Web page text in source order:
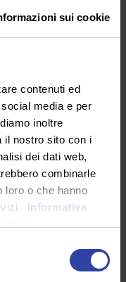
sui cookie
contenuti ed
media e per
inoltre
il nostro sito con i
dei dati web,
combinarle
loro o che hanno
Informativa
libertà non è
potremmo
è ricca di
non è mai
di denuncia
di Caligari)
dritto e
verticali
si muove